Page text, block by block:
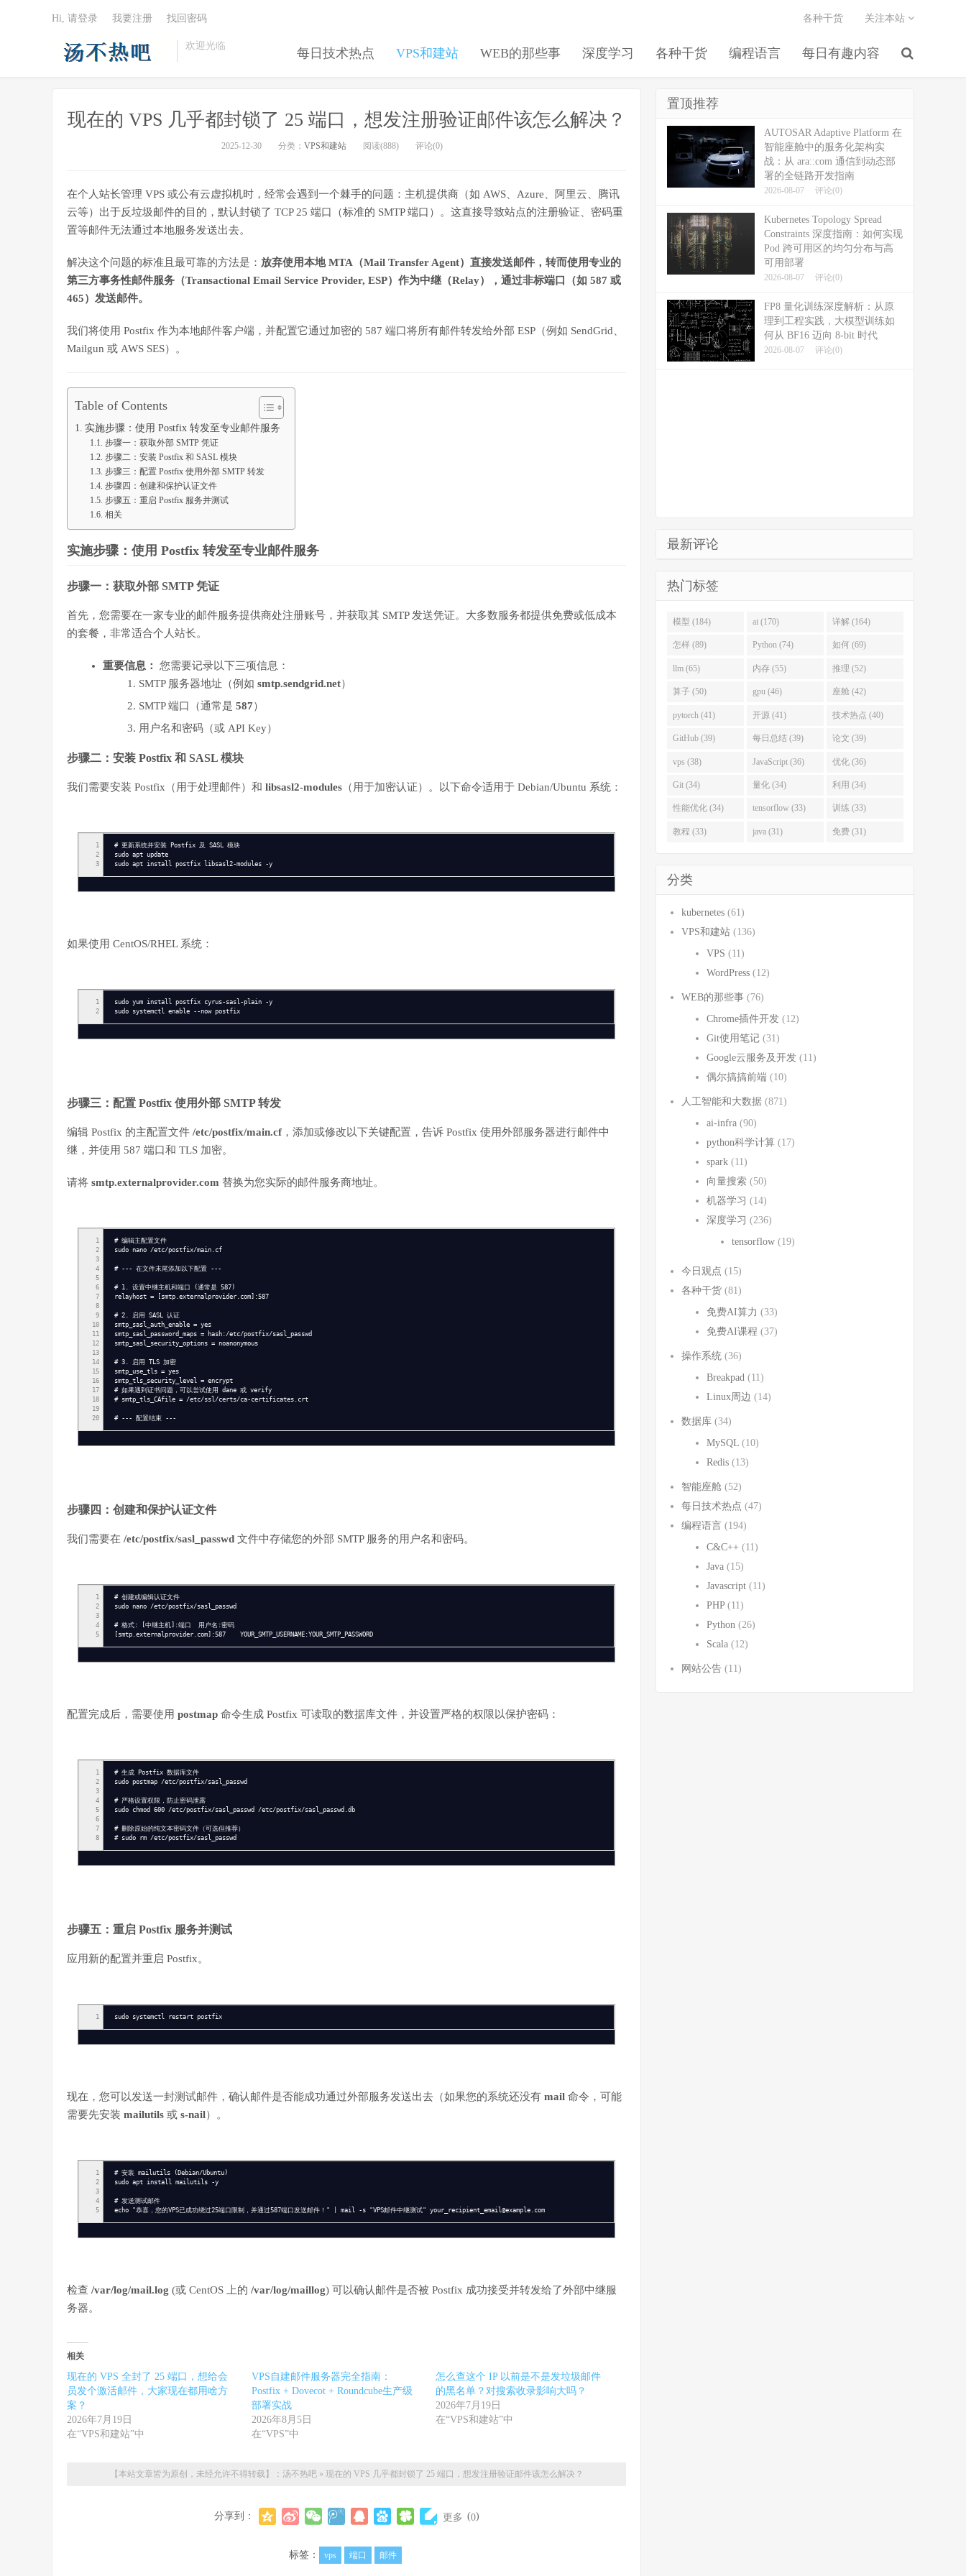
欢迎光临
每日技术热点 VPS和建站 WEB的那些事 深度学习 各种干货 编程语言 每日有趣内容
各种干货 关注本站
Hi, 请登录 我要注册 找回密码
现在的 VPS 几乎都封锁了 25 端口，想发注册验证邮件该怎么解决？
2025-12-30 分类： VPS和建站 阅读(888) 评论(0)
在个人站长管理 VPS 或公有云虚拟机时，经常会遇到一个棘手的问题：主机提供商（如 AWS、Azure、阿里云、腾讯
云等）出于反垃圾邮件的目的，默认封锁了 TCP 25 端口（标准的 SMTP 端口）。这直接导致站点的注册验证、密码重
置等邮件无法通过本地服务发送出去。
解决这个问题的标准且最可靠的方法是： 放弃使用本地 MTA（Mail Transfer Agent）直接发送邮件，转而使用专业的
第三方事务性邮件服务（Transactional Email Service Provider, ESP）作为中继（Relay），通过非标端口（如 587 或
465）发送邮件。
我们将使用 Postfix 作为本地邮件客户端，并配置它通过加密的 587 端口将所有邮件转发给外部 ESP（例如 SendGrid、
Mailgun 或 AWS SES）。
Table of Contents
实施步骤：使用 Postfix 转发至专业邮件服务
步骤一：获取外部 SMTP 凭证
步骤二：安装 Postfix 和 SASL 模块
步骤三：配置 Postfix 使用外部 SMTP 转发
步骤四：创建和保护认证文件
步骤五：重启 Postfix 服务并测试
相关
实施步骤：使用 Postfix 转发至专业邮件服务
步骤一：获取外部 SMTP 凭证
首先，您需要在一家专业的邮件服务提供商处注册账号，并获取其 SMTP 发送凭证。大多数服务都提供免费或低成本
的套餐，非常适合个人站长。
重要信息：
您需要记录以下三项信息：
SMTP 服务器地址（例如 smtp.sendgrid.net）
SMTP 端口（通常是 587）
用户名和密码（或 API Key）
步骤二：安装 Postfix 和 SASL 模块
我们需要安装 Postfix（用于处理邮件）和 libsasl2-modules （用于加密认证）。以下命令适用于 Debian/Ubuntu 系统：
1
2
3
# 更新系统并安装 Postfix 及 SASL 模块
sudo apt update
sudo apt install postfix libsasl2-modules -y
如果使用 CentOS/RHEL 系统：
1
2
sudo yum install postfix cyrus-sasl-plain -y
sudo systemctl enable --now postfix
步骤三：配置 Postfix 使用外部 SMTP 转发
编辑 Postfix 的主配置文件 /etc/postfix/main.cf ，添加或修改以下关键配置，告诉 Postfix 使用外部服务器进行邮件中
继，并使用 587 端口和 TLS 加密。
请将 smtp.externalprovider.com 替换为您实际的邮件服务商地址。
1
2
3
4
5
6
7
8
9
10
11
12
13
14
15
16
17
18
19
20
# 编辑主配置文件
sudo nano /etc/postfix/main.cf
# --- 在文件末尾添加以下配置 ---
# 1. 设置中继主机和端口 (通常是 587)
relayhost = [smtp.externalprovider.com]:587
# 2. 启用 SASL 认证
smtp_sasl_auth_enable = yes
smtp_sasl_password_maps = hash:/etc/postfix/sasl_passwd
smtp_sasl_security_options = noanonymous
# 3. 启用 TLS 加密
smtp_use_tls = yes
smtp_tls_security_level = encrypt
# 如果遇到证书问题，可以尝试使用 dane 或 verify
# smtp_tls_CAfile = /etc/ssl/certs/ca-certificates.crt
# --- 配置结束 ---
步骤四：创建和保护认证文件
我们需要在 /etc/postfix/sasl_passwd 文件中存储您的外部 SMTP 服务的用户名和密码。
1
2
3
4
5
# 创建或编辑认证文件
sudo nano /etc/postfix/sasl_passwd
# 格式: [中继主机]:端口 用户名:密码
[smtp.externalprovider.com]:587 YOUR_SMTP_USERNAME:YOUR_SMTP_PASSWORD
配置完成后，需要使用 postmap 命令生成 Postfix 可读取的数据库文件，并设置严格的权限以保护密码：
1
2
3
4
5
6
7
8
# 生成 Postfix 数据库文件
sudo postmap /etc/postfix/sasl_passwd
# 严格设置权限，防止密码泄露
sudo chmod 600 /etc/postfix/sasl_passwd /etc/postfix/sasl_passwd.db
# 删除原始的纯文本密码文件（可选但推荐）
# sudo rm /etc/postfix/sasl_passwd
步骤五：重启 Postfix 服务并测试
应用新的配置并重启 Postfix。
1 sudo systemctl restart postfix
现在，您可以发送一封测试邮件，确认邮件是否能成功通过外部服务发送出去（如果您的系统还没有 mail 命令，可能
需要先安装 mailutils 或 s-nail）。
1
2
3
4
5
# 安装 mailutils (Debian/Ubuntu)
sudo apt install mailutils -y
# 发送测试邮件
echo "恭喜，您的VPS已成功绕过25端口限制，并通过587端口发送邮件！" | mail -s "VPS邮件中继测试" your_recipient_email@example.com
检查 /var/log/mail.log (或 CentOS 上的 /var/log/maillog) 可以确认邮件是否被 Postfix 成功接受并转发给了外部中继服
务器。
相关
现在的 VPS 全封了 25 端口，想给会
员发个激活邮件，大家现在都用啥方
案？
2026年7月19日
在“VPS和建站”中
VPS自建邮件服务器完全指南：
Postfix + Dovecot + Roundcube生产级
部署实战
2026年8月5日
在“VPS”中
怎么查这个 IP 以前是不是发垃圾邮件
的黑名单？对搜索收录影响大吗？
2026年7月19日
在“VPS和建站”中
【本站文章皆为原创，未经允许不得转载】： 汤不热吧» 现在的 VPS 几乎都封锁了 25 端口，想发注册验证邮件该怎么解决？
分享到： 更多 (0)
标签： vps 端口 邮件
置顶推荐
AUTOSAR Adaptive Platform 在
智能座舱中的服务化架构实
战：从 ara::com 通信到动态部
署的全链路开发指南
2026-08-07 评论(0)
Kubernetes Topology Spread
Constraints 深度指南：如何实现
Pod 跨可用区的均匀分布与高
可用部署
2026-08-07 评论(0)
FP8 量化训练深度解析：从原
理到工程实践，大模型训练如
何从 BF16 迈向 8-bit 时代
2026-08-07 评论(0)
最新评论
热门标签
模型 (184) ai (170) 详解 (164)
怎样 (89) Python (74) 如何 (69)
llm (65) 内存 (55) 推理 (52)
算子 (50) gpu (46) 座舱 (42)
pytorch (41) 开源 (41) 技术热点 (40)
GitHub (39) 每日总结 (39) 论文 (39)
vps (38) JavaScript (36) 优化 (36)
Git (34) 量化 (34) 利用 (34)
性能优化 (34) tensorflow (33) 训练 (33)
教程 (33) java (31) 免费 (31)
分类
kubernetes (61)
VPS和建站 (136)
VPS (11)
WordPress (12)
WEB的那些事 (76)
Chrome插件开发 (12)
Git使用笔记 (31)
Google云服务及开发 (11)
偶尔搞搞前端 (10)
人工智能和大数据 (871)
ai-infra (90)
python科学计算 (17)
spark (11)
向量搜索 (50)
机器学习 (14)
深度学习 (236)
tensorflow (19)
今日观点 (15)
各种干货 (81)
免费AI算力 (33)
免费AI课程 (37)
操作系统 (36)
Breakpad (11)
Linux周边 (14)
数据库 (34)
MySQL (10)
Redis (13)
智能座舱 (52)
每日技术热点 (47)
编程语言 (194)
C&C++ (11)
Java (15)
Javascript (11)
PHP (11)
Python (26)
Scala (12)
网站公告 (11)